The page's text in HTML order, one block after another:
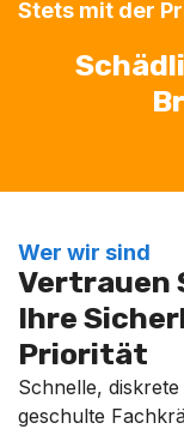
Stets mit der
Wer wir sind
Vertrauen
Ihre
Priorität
Schnelle,
geschulte